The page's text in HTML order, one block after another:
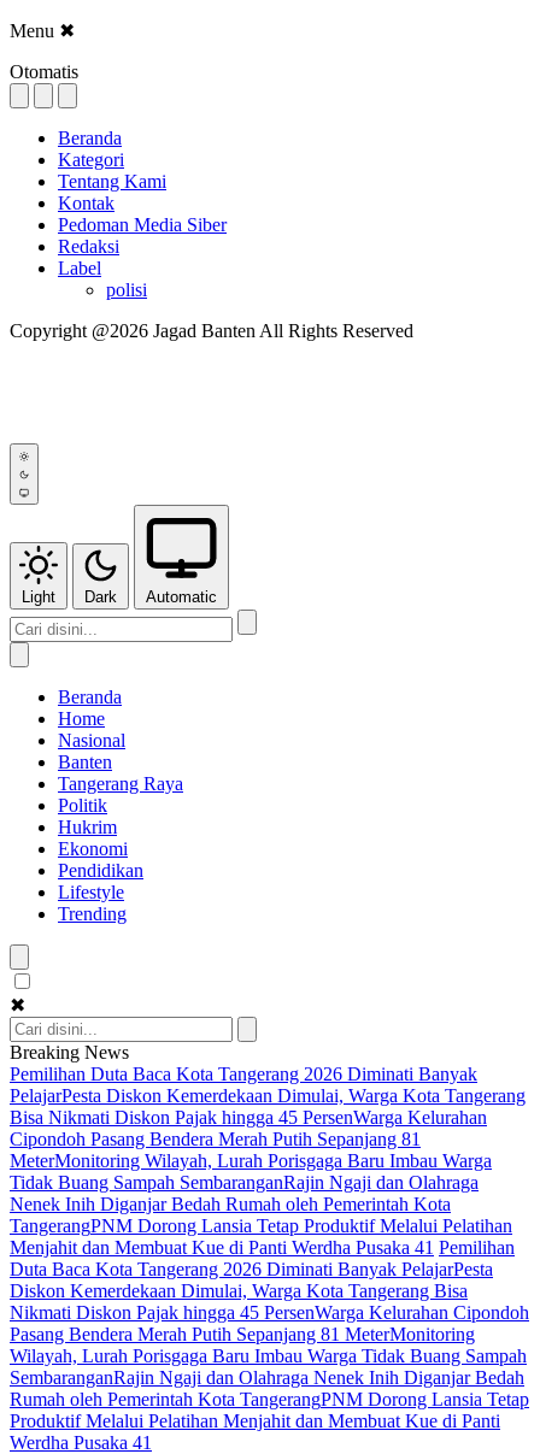
Menu ✖
Otomatis
Beranda
Kategori
Tentang Kami
Kontak
Pedoman Media Siber
Redaksi
Label
polisi
Copyright @2026 Jagad Banten All Rights Reserved
Light Dark Automatic
Beranda
Home
Nasional
Banten
Tangerang Raya
Politik
Hukrim
Ekonomi
Pendidikan
Lifestyle
Trending
✖
Breaking News
Pemilihan Duta Baca Kota Tangerang 2026 Diminati Banyak
PelajarPesta Diskon Kemerdekaan Dimulai, Warga Kota Tangerang
Bisa Nikmati Diskon Pajak hingga 45 PersenWarga Kelurahan
Cipondoh Pasang Bendera Merah Putih Sepanjang 81
MeterMonitoring Wilayah, Lurah Porisgaga Baru Imbau Warga
Tidak Buang Sampah SembaranganRajin Ngaji dan Olahraga
Nenek Inih Diganjar Bedah Rumah oleh Pemerintah Kota
TangerangPNM Dorong Lansia Tetap Produktif Melalui Pelatihan
Menjahit dan Membuat Kue di Panti Werdha Pusaka 41 Pemilihan
Duta Baca Kota Tangerang 2026 Diminati Banyak PelajarPesta
Diskon Kemerdekaan Dimulai, Warga Kota Tangerang Bisa
Nikmati Diskon Pajak hingga 45 PersenWarga Kelurahan Cipondoh
Pasang Bendera Merah Putih Sepanjang 81 MeterMonitoring
Wilayah, Lurah Porisgaga Baru Imbau Warga Tidak Buang Sampah
SembaranganRajin Ngaji dan Olahraga Nenek Inih Diganjar Bedah
Rumah oleh Pemerintah Kota TangerangPNM Dorong Lansia Tetap
Produktif Melalui Pelatihan Menjahit dan Membuat Kue di Panti
Werdha Pusaka 41